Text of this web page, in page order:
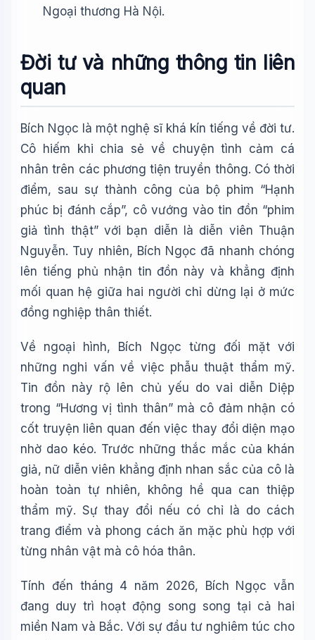
Ngoại thương Hà Nội.
Đời tư và những thông tin liên
quan
Bích Ngọc là một nghệ sĩ khá kín tiếng về đời tư.
Cô hiếm khi chia sẻ về chuyện tình cảm cá
nhân trên các phương tiện truyền thông. Có thời
điểm, sau sự thành công của bộ phim “Hạnh
phúc bị đánh cắp”, cô vướng vào tin đồn “phim
giả tình thật” với bạn diễn là diễn viên Thuận
Nguyễn. Tuy nhiên, Bích Ngọc đã nhanh chóng
lên tiếng phủ nhận tin đồn này và khẳng định
mối quan hệ giữa hai người chỉ dừng lại ở mức
đồng nghiệp thân thiết.
Về ngoại hình, Bích Ngọc từng đối mặt với
những nghi vấn về việc phẫu thuật thẩm mỹ.
Tin đồn này rộ lên chủ yếu do vai diễn Diệp
trong “Hương vị tình thân” mà cô đảm nhận có
cốt truyện liên quan đến việc thay đổi diện mạo
nhờ dao kéo. Trước những thắc mắc của khán
giả, nữ diễn viên khẳng định nhan sắc của cô là
hoàn toàn tự nhiên, không hề qua can thiệp
thẩm mỹ. Sự thay đổi nếu có chỉ là do cách
trang điểm và phong cách ăn mặc phù hợp với
từng nhân vật mà cô hóa thân.
Tính đến tháng 4 năm 2026, Bích Ngọc vẫn
đang duy trì hoạt động song song tại cả hai
miền Nam và Bắc. Với sự đầu tư nghiêm túc cho